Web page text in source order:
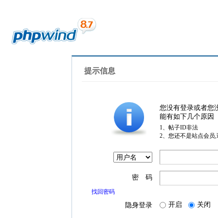
提示信息
您没有登录或者您
能有如下几个原因
1、帖子ID非法
2、您还不是站点会员
密 码
找回密码
隐身登录 开启 关闭